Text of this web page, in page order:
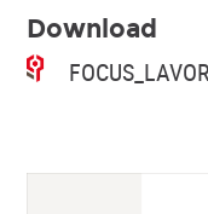
Download